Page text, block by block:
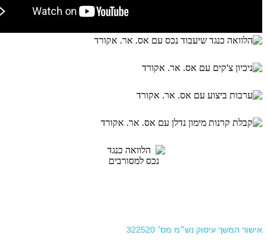
אישור המשך עיסוק נש״מ מס׳ 322520